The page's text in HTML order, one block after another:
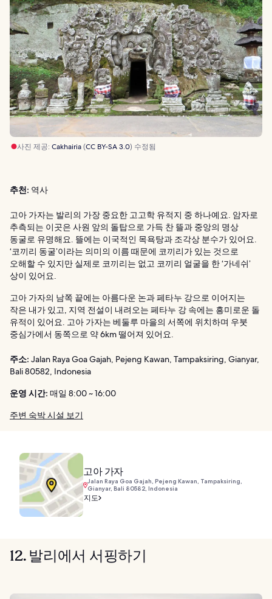
사진 제공: Cakhairia(CC BY-SA 3.0) 수정됨
추천: 역사
고아 가자는 발리의 가장 중요한 고고학 유적지 중 하나예요. 암자로
추측되는 이곳은 사원 앞의 돌탑으로 가득 찬 뜰과 중앙의 명상
동굴로 유명해요. 뜰에는 이국적인 목욕탕과 조각상 분수가 있어요.
‘코끼리 동굴’이라는 의미의 이름 때문에 코끼리가 있는 것으로
오해할 수 있지만 실제로 코끼리는 없고 코끼리 얼굴을 한 ‘가네쉬’
상이 있어요.
고아 가자의 남쪽 끝에는 아름다운 논과 페타누 강으로 이어지는
작은 내가 있고, 지역 전설이 내려오는 페타누 강 속에는 흥미로운 돌
유적이 있어요. 고아 가자는 베둘루 마을의 서쪽에 위치하며 우붓
중심가에서 동쪽으로 약 6km 떨어져 있어요.
주소: Jalan Raya Goa Gajah, Pejeng Kawan, Tampaksiring, Gianyar,
Bali 80582, Indonesia
운영 시간: 매일 8:00 ~ 16:00
주변 숙박 시설 보기
고아 가자
Jalan Raya Goa Gajah, Pejeng Kawan, Tampaksiring,
Gianyar, Bali 80582, Indonesia
지도
12. 발리에서 서핑하기